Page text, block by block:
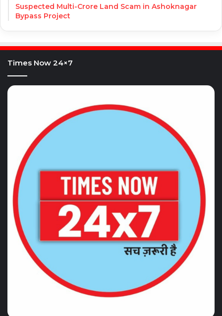
Suspected Multi-Crore Land Scam in Ashoknagar
Bypass Project
Times Now 24×7